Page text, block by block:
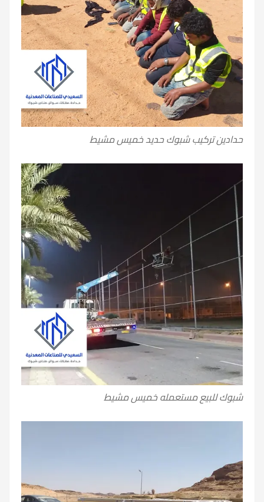
حدادين تركيب شبوك حديد خميس مشيط
شبوك للبيع مستعمله خميس مشيط